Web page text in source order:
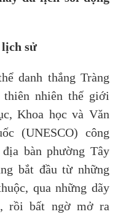
sử
danh thắng Tràng
nhiên thế giới
Khoa học và Văn
(UNESCO) công
bàn phường Tây
bắt đầu từ những
qua những dãy
rồi bất ngờ mở ra